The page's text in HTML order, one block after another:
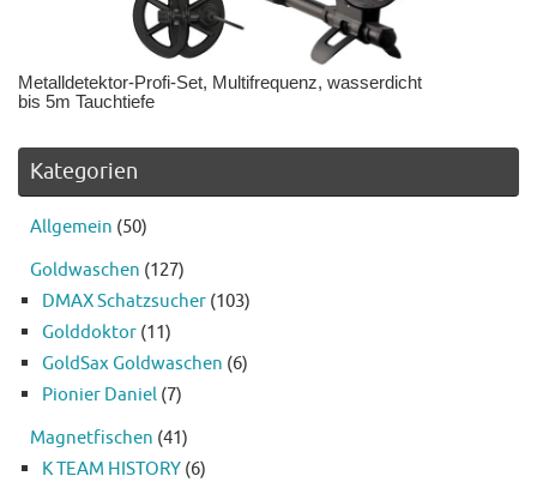
Metalldetektor-Profi-Set, Multifrequenz, wasserdicht
bis 5m Tauchtiefe
Kategorien
Allgemein (50)
Goldwaschen (127)
DMAX Schatzsucher (103)
Golddoktor (11)
GoldSax Goldwaschen (6)
Pionier Daniel (7)
Magnetfischen (41)
K TEAM HISTORY (6)